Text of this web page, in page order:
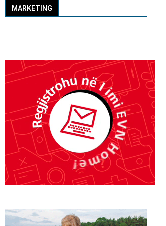
MARKETING